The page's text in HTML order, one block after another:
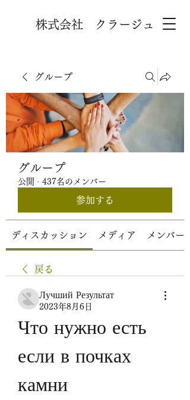
株式会社 クラージュ
グループ
グループ
公開 · 437名のメンバー
参加する
ディスカッション メディア メンバー
戻る
Лучший Результат
2023年8月6日
Что нужно есть
если в почках
камни